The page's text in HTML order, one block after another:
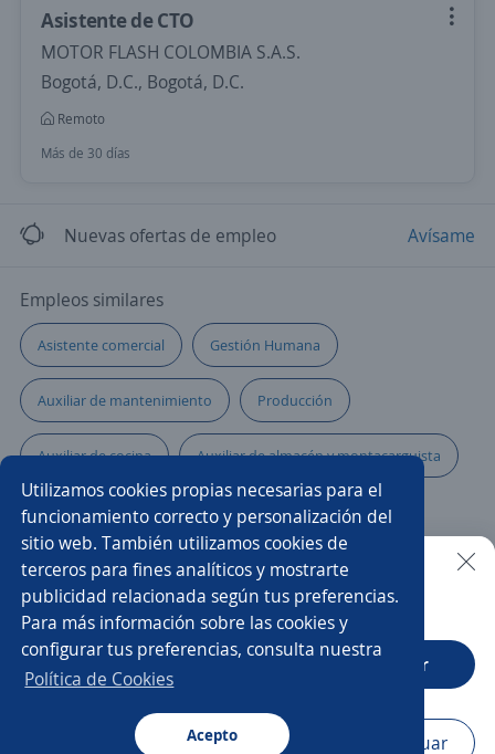
Utilizamos cookies propias necesarias para el
funcionamiento correcto y personalización del
sitio web. También utilizamos cookies de
terceros para fines analíticos y mostrarte
publicidad relacionada según tus preferencias.
Para más información sobre las cookies y
configurar tus preferencias, consulta nuestra
Política de Cookies
Acepto
Asistente de CTO
MOTOR FLASH COLOMBIA S.A.S.
Bogotá, D.C., Bogotá, D.C.
Remoto
Más de 30 días
Nuevas ofertas de empleo Avísame
Empleos similares
Asistente comercial Gestión Humana
Auxiliar de mantenimiento Producción
Auxiliar de cocina Auxiliar de almacén y montacarguista
Auxiliar de planta Auxiliar de nómina
Auxiliar contable Auxiliar de compras
Auxiliar de almacén carga y descarga Auxiliar
Auxiliar operativo
Supervisor/a de personal
Buscar es más fácil en la app
CT App Abrir
Navegador Continuar